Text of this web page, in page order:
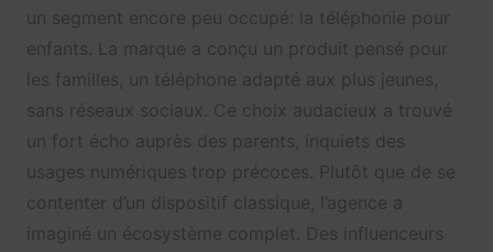
un segment encore peu occupé: la téléphonie pour
enfants. La marque a conçu un produit pensé pour
les familles, un téléphone adapté aux plus jeunes,
sans réseaux sociaux. Ce choix audacieux a trouvé
un fort écho auprès des parents, inquiets des
usages numériques trop précoces. Plutôt que de se
contenter d’un dispositif classique, l’agence a
imaginé un écosystème complet. Des influenceurs